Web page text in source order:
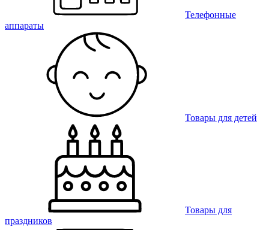
Телефонные
аппараты
Товары для детей
Товары для
праздников